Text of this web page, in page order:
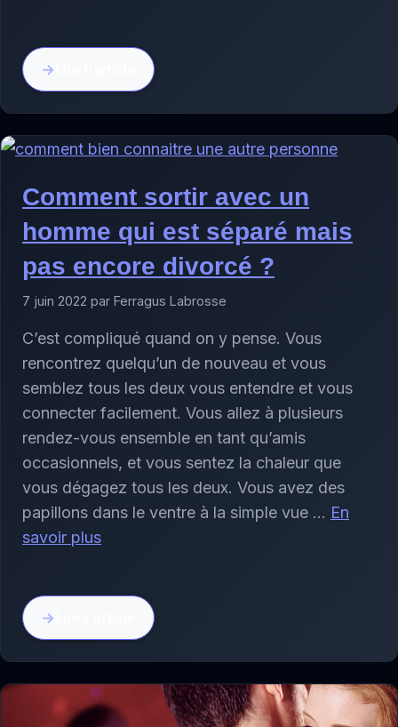
Comment sortir avec un
homme qui est séparé mais
pas encore divorcé ?
7 juin 2022 par Ferragus Labrosse
C’est compliqué quand on y pense. Vous
rencontrez quelqu’un de nouveau et vous
semblez tous les deux vous entendre et vous
connecter facilement. Vous allez à plusieurs
rendez-vous ensemble en tant qu’amis
occasionnels, et vous sentez la chaleur que
vous dégagez tous les deux. Vous avez des
papillons dans le ventre à la simple vue … En
savoir plus